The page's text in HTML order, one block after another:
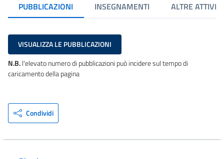
PUBBLICAZIONI INSEGNAMENTI ALTRE
VISUALIZZA LE PUBBLICAZIONI
N.B.l'elevato numero di pubblicazioni può incidere sul tempo di
caricamento della pagina
Condividi